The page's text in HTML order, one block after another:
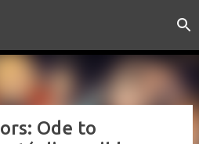
principal
Ode to